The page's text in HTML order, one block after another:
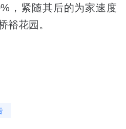
，紧随其后的为家速度
裕花园。